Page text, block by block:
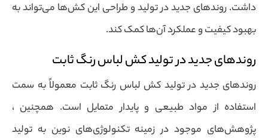
داشت. روندهای جدید در تولید و طراحی این کش‌ها می‌تواند به
بهبود کیفیت و عملکرد آن‌ها کمک کند.
روندهای جدید در تولید کش لباس رنگ ثابت
روندهای جدید در تولید کش لباس رنگ ثابت معمولاً به سمت
استفاده از مواد طبیعی و پایدار متمایل است. همچنین ،
پژوهش‌های موجود در زمینه تکنولوژی‌های نوین به تولید